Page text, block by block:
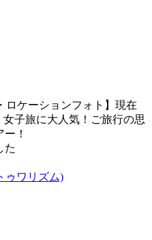
ロケーションフォト】現在
子旅に大人気！ご旅行の思
！
た
ゥワリズム)